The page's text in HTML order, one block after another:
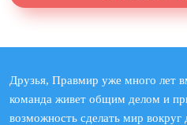
Друзья, Правмир уже много лет
команда живет общим делом и
возможность сделать мир